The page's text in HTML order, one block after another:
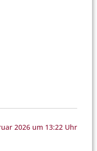
2026 um 13:22 Uhr